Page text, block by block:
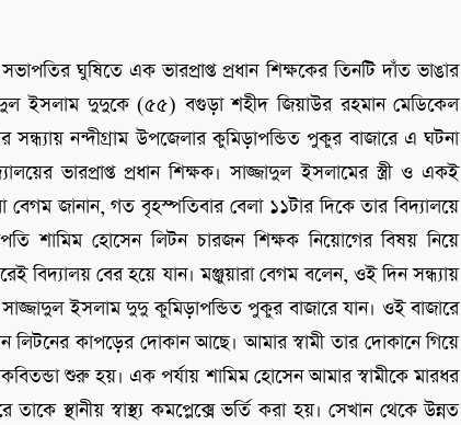
ঘুষিতে এক ভারপ্রাপ্ত প্রধান শিক্ষকের তিনটি দাঁত ভাঙার
ইসলাম দুদুকে (৫৫) বগুড়া শহীদ জিয়াউর রহমান মেডিকেল
নন্দীগ্রাম উপজেলার কুমিড়াপন্ডিত পুকুর বাজারে এ ঘটনা
ভারপ্রাপ্ত প্রধান শিক্ষক। সাজ্জাদুল ইসলামের স্ত্রী ও একই
বেগম জানান, গত বৃহস্পতিবার বেলা ১১টার দিকে তার বিদ্যালয়ে
শামিম হোসেন লিটন চারজন শিক্ষক নিয়োগের বিষয় নিয়ে
বিদ্যালয় বের হয়ে যান। মঞ্জুয়ারা বেগম বলেন, ওই দিন সন্ধ্যায়
সাজ্জাদুল ইসলাম দুদু কুমিড়াপন্ডিত পুকুর বাজারে যান। ওই বাজারে
লিটনের কাপড়ের দোকান আছে। আমার স্বামী তার দোকানে গিয়ে
শুরু হয়। এক পর্যায় শামিম হোসেন আমার স্বামীকে মারধর
স্থানীয় স্বাস্থ্য কমপ্লেক্সে ভর্তি করা হয়। সেখান থেকে উন্নত